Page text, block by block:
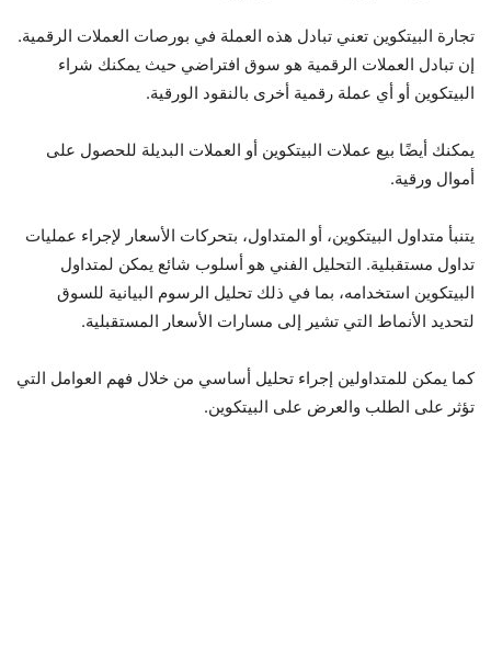
تجارة البيتكوين تعني تبادل هذه العملة في بورصات العملات الرقمية.
إن تبادل العملات الرقمية هو سوق افتراضي حيث يمكنك شراء
البيتكوين أو أي عملة رقمية أخرى بالنقود الورقية.
يمكنك أيضًا بيع عملات البيتكوين أو العملات البديلة للحصول على
أموال ورقية.
يتنبأ متداول البيتكوين، أو المتداول، بتحركات الأسعار لإجراء عمليات
تداول مستقبلية. التحليل الفني هو أسلوب شائع يمكن لمتداول
البيتكوين استخدامه، بما في ذلك تحليل الرسوم البيانية للسوق
لتحديد الأنماط التي تشير إلى مسارات الأسعار المستقبلية.
كما يمكن للمتداولين إجراء تحليل أساسي من خلال فهم العوامل التي
تؤثر على الطلب والعرض على البيتكوين.